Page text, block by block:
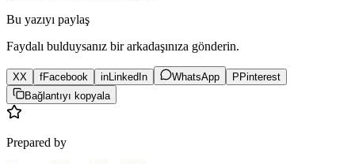
Bu yazıyı paylaş
Faydalı bulduysanız bir arkadaşınıza gönderin.
XX fFacebook inLinkedIn WhatsApp PPinterest
Bağlantıyı kopyala
Prepared by